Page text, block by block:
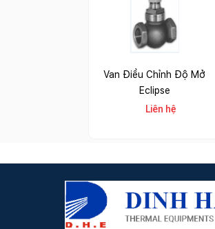
Van Điều Chỉnh Độ Mở
Eclipse
Liên hệ